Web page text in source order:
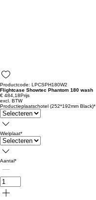
Productcode: LPCSPH180W2
Flightcase Showtec Phantom 180 wash
€ 484,18Prijs
excl. BTW
Productieplaatschotel (252*192mm Black)*
Wielplaat*
Aantal*